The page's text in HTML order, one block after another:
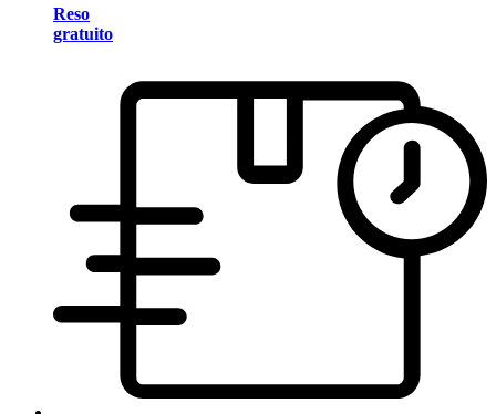
Reso
gratuito